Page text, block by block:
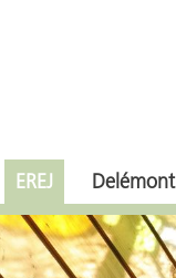
EREJ Delémont